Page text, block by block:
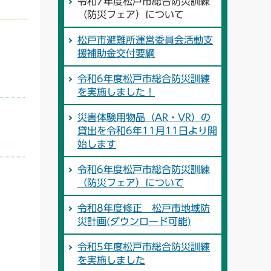
（防災フェア）について
松戸市避難所運営委員会活動支
援補助金交付要綱
令和6年度松戸市総合防災訓練
を実施しました！
災害体験用物品（AR・VR）の
貸出を令和6年11月11日より開
始します
令和6年度松戸市総合防災訓練
（防災フェア）について
令和8年度修正 松戸市地域防
災計画(ダウンロード可能)
令和5年度松戸市総合防災訓練
を実施しました